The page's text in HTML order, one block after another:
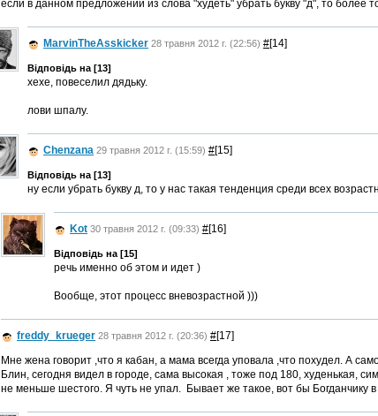
если в данном предложении из слова "худеть" убрать букву "д", то более
MarvinTheAsskicker 28 травня 2012 г. (22:56) #[14]
Відповідь на [13]
хехе, повеселил дядьку.
лови шпалу.
Chenzana 29 травня 2012 г. (15:59) #[15]
Відповідь на [13]
ну если убрать букву д, то у нас такая тенденция среди всех
Kot 30 травня 2012 г. (09:33) #[16]
Відповідь на [15]
речь именно об этом и идет )
Вообще, этот процесс вневозрастной )))
freddy_krueger 28 травня 2012 г. (20:36) #[17]
Мне жена говорит ,что я кабан, а мама всегда уповала ,что похудел. А
Блин, сегодня видел в городе, сама высокая , тоже под 180, худенькая,
не меньше шестого. Я чуть не упал. Бывает же такое, вот бы Богданчику